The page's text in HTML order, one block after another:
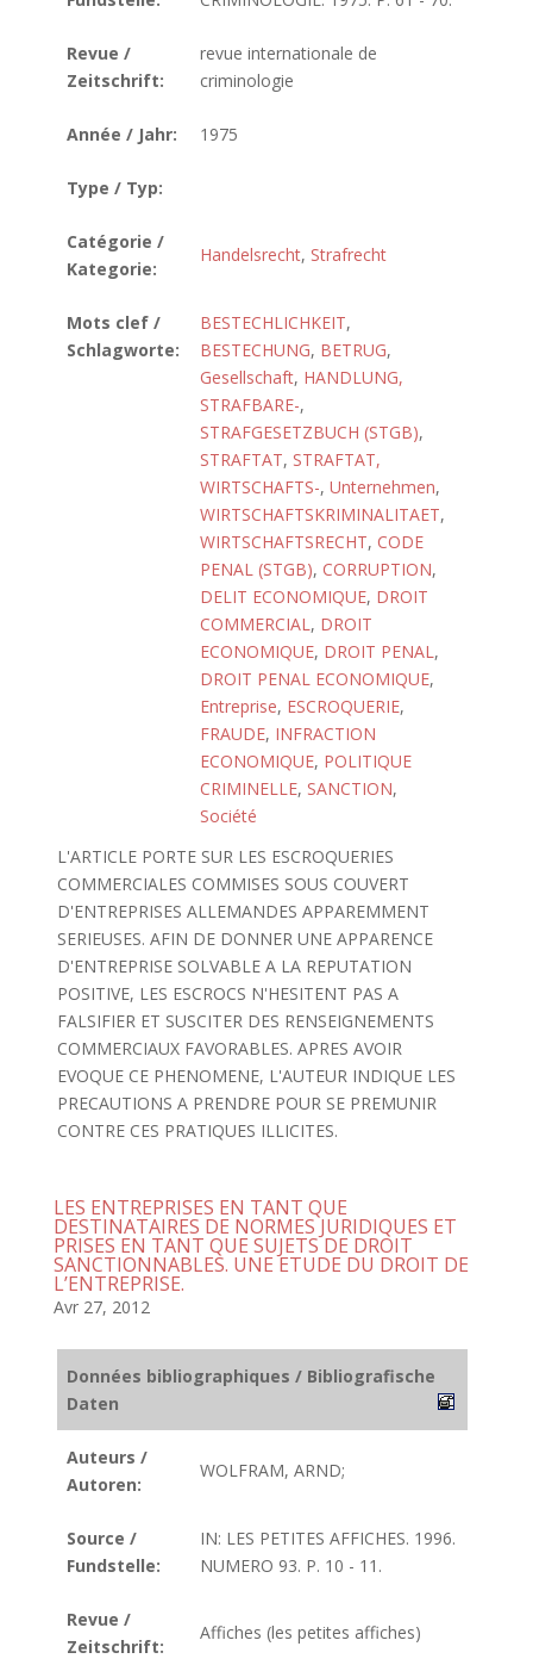
Revue /
Zeitschrift:
revue internationale de
criminologie
Année / Jahr: 1975
Type / Typ:
Catégorie /
Kategorie:
Handelsrecht, Strafrecht
Mots clef /
Schlagworte:
BESTECHLICHKEIT,
BESTECHUNG, BETRUG,
Gesellschaft, HANDLUNG,
STRAFBARE-,
STRAFGESETZBUCH (STGB),
STRAFTAT, STRAFTAT,
WIRTSCHAFTS-, Unternehmen,
WIRTSCHAFTSKRIMINALITAET,
WIRTSCHAFTSRECHT, CODE
PENAL (STGB), CORRUPTION,
DELIT ECONOMIQUE, DROIT
COMMERCIAL, DROIT
ECONOMIQUE, DROIT PENAL,
DROIT PENAL ECONOMIQUE,
Entreprise, ESCROQUERIE,
FRAUDE, INFRACTION
ECONOMIQUE, POLITIQUE
CRIMINELLE, SANCTION,
Société
L'ARTICLE PORTE SUR LES ESCROQUERIES
COMMERCIALES COMMISES SOUS COUVERT
D'ENTREPRISES ALLEMANDES APPAREMMENT
SERIEUSES. AFIN DE DONNER UNE APPARENCE
D'ENTREPRISE SOLVABLE A LA REPUTATION
POSITIVE, LES ESCROCS N'HESITENT PAS A
FALSIFIER ET SUSCITER DES RENSEIGNEMENTS
COMMERCIAUX FAVORABLES. APRES AVOIR
EVOQUE CE PHENOMENE, L'AUTEUR INDIQUE LES
PRECAUTIONS A PRENDRE POUR SE PREMUNIR
CONTRE CES PRATIQUES ILLICITES.
LES ENTREPRISES EN TANT QUE
DESTINATAIRES DE NORMES JURIDIQUES ET
PRISES EN TANT QUE SUJETS DE DROIT
SANCTIONNABLES. UNE ETUDE DU DROIT DE
L’ENTREPRISE.
Avr 27, 2012
Données bibliographiques / Bibliografische
Daten
Auteurs /
Autoren:
WOLFRAM, ARND;
Source /
Fundstelle:
IN: LES PETITES AFFICHES. 1996.
NUMERO 93. P. 10 - 11.
Revue /
Zeitschrift:
Affiches (les petites affiches)